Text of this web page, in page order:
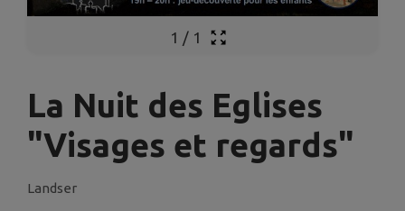
1 / 1
La Nuit des Eglises
"Visages et regards"
Landser